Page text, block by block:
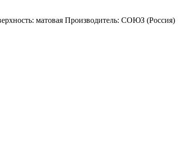
матовая Производитель: СОЮЗ (Россия)